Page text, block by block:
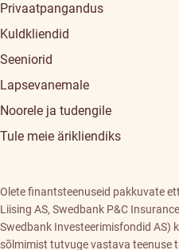
Privaatpangandus
Kuldkliendid
Seeniorid
Lapsevanemale
Noorele ja tudengile
Tule meie ärikliendiks
Olete finantsteenuseid pakkuvate
Liising AS, Swedbank P&C
Swedbank Investeerimisfondid AS)
sõlmimist tutvuge vastava teenuse